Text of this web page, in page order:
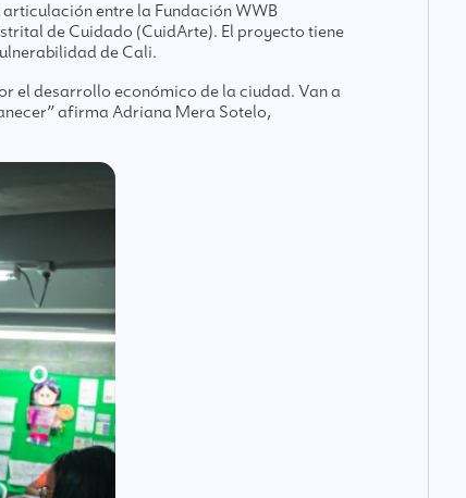
entre la Fundación WWB
de Cuidado (CuidArte). El proyecto tiene
de Cali.
el desarrollo económico de la ciudad. Van a
afirma Adriana Mera Sotelo,